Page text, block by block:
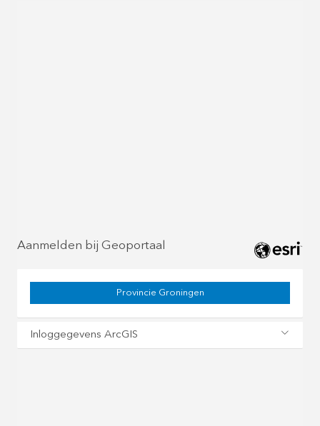
Aanmelden bij Geoportaal
Provincie Groningen
Inloggegevens ArcGIS